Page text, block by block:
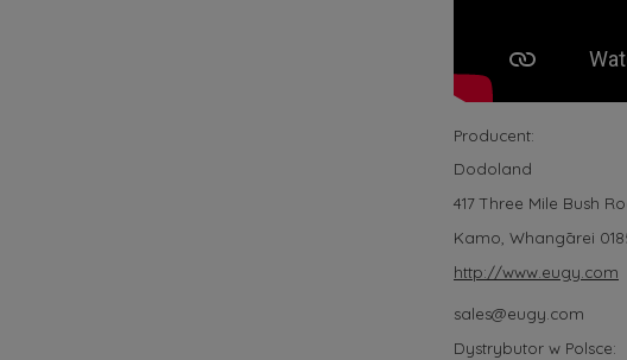
Producent:
Dodoland
417 Three Mile Bush
Kamo, Whangārei
http://www.eugy.com
sales@eugy.com
Dystrybutor w Polsce: